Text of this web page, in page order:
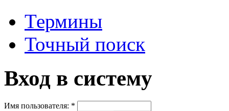
Термины
Точный поиск
Вход в систему
Имя пользователя: *